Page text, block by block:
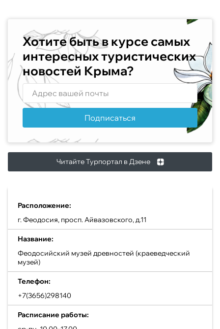
Хотите быть в курсе самых
интересных туристических
новостей Крыма?
Подписаться
Читайте Турпортал в Дзене
Расположение:
г. Феодосия, просп. Айвазовского, д.11
Название:
Феодосийский музей древностей (краеведческий
музей)
Телефон:
+7(3656)298140
Расписание работы: